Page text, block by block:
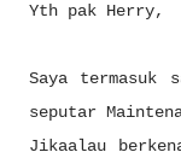
Yth pak Herry,
Saya termasuk
seputar
Jikaalau